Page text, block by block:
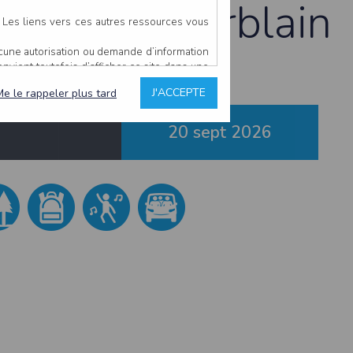
à Saint-Herblain
20 sept 2026
liens vers ces autres ressources vous
autorisation ou demande d’information
toutefois d’afficher ce site dans une
estime non conforme à l’objet du site
comme étant fiables.
typographiques.
sur ce site.
avoir fait l’objet de mises à jour. En
prend connaissance.
l’utilisateur, qui assume la totalité des
l’interprétation ou de l’utilisation des
hors du contrôle de l’EDITEUR, et
services.
J'ACCEPTE
le rappeler plus tard